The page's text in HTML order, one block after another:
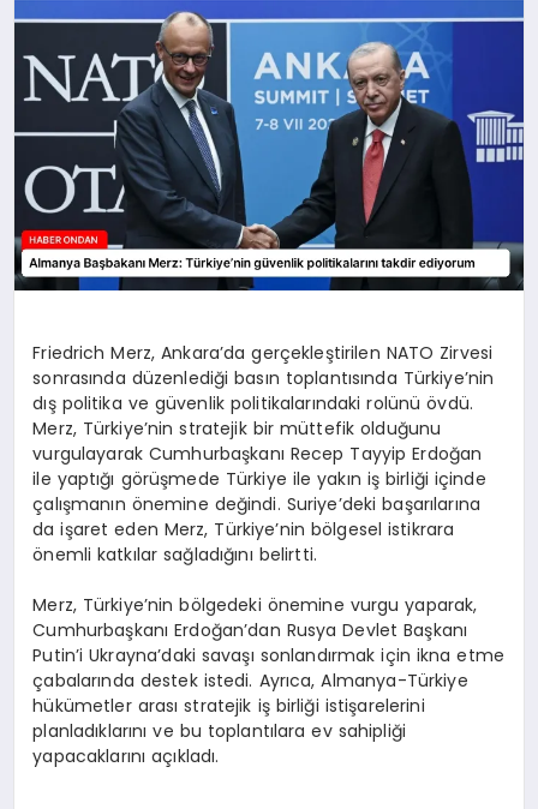
YAŞAM
Friedrich Merz, Ankara’da gerçekleştirilen NATO Zirvesi
sonrasında düzenlediği basın toplantısında Türkiye’nin
dış politika ve güvenlik politikalarındaki rolünü övdü.
Merz, Türkiye’nin stratejik bir müttefik olduğunu
vurgulayarak Cumhurbaşkanı Recep Tayyip Erdoğan
ile yaptığı görüşmede Türkiye ile yakın iş birliği içinde
çalışmanın önemine değindi. Suriye’deki başarılarına
da işaret eden Merz, Türkiye’nin bölgesel istikrara
önemli katkılar sağladığını belirtti.
Merz, Türkiye’nin bölgedeki önemine vurgu yaparak,
Cumhurbaşkanı Erdoğan’dan Rusya Devlet Başkanı
Putin’i Ukrayna’daki savaşı sonlandırmak için ikna etme
çabalarında destek istedi. Ayrıca, Almanya-Türkiye
hükümetler arası stratejik iş birliği istişarelerini
planladıklarını ve bu toplantılara ev sahipliği
yapacaklarını açıkladı.